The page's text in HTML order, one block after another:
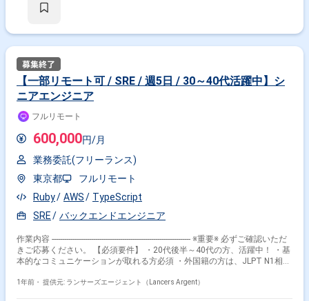
PoC（概念実証）を支援します。基礎的なプログラミングやネットワーク
魅力】 ・最新のセキュリティ技術に関わることができ、技術者として成長
可能 ・自動化と効率化に取り組むことで、業務改善のスキルが身につく
・リモート対応が可能で柔軟な働き方ができる 【その他】 ・基礎的なプ
ログラミングやデータベース開発経験が必須 ・1年以上の継続アサインが
ティに関する知識があると尚良い ・AWSやGCPなどのIaaSに関する知識が
能 このポジションは、最新のセキュリティ技術を駆使し、自動化を推進す
（コアタイムなし）7.5時間／日 出社場所：地下鉄四ツ橋線「本町駅」 徒
歩5分
【一部リモート可 / SRE / 週5日 / 30～40代活躍中】シ
ニアエンジニア
フルリモート
600,000円/月
業務委託(フリーランス)
東京都
フルリモート
Ruby
AWS
TypeScript
SRE
バックエンドエンジニア
作業内容 ------------------------------------------------------------------- ※重要※ 必ずご確認いただ
きご応募ください。 【必須要件】 ・20代後半～40代の方、活躍中！ ・基
本的なコミュニケーションが取れる方必須 ・外国籍の方は、JLPT N1相当
（副業不可） ・エンジニア実務経験3年以上必須 ---------------------------------------------
1年前・ 提供元: ランサーズエージェント（Lancers Argent）